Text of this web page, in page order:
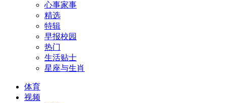
心事家事
精选
特辑
早报校园
热门
生活贴士
星座与生肖
体育
视频